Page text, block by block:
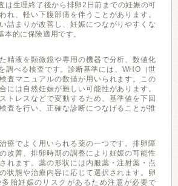
は生理終了後から排卵2日前までの妊娠の可
れ、軽い下腹部痛を伴うことがあります。
詰まりが改善し、妊娠につながりやすくな
本的に保険適用です。
精液を顕微鏡や専用の機器で分析、数値化
調べる検査です。診断基準には、WHO（世
査マニュアルの数値が用いられます。この
には自然妊娠が難しい可能性があります。
トレスなどで変動するため、基準値を下回
査を行い、正確な診断につなげることが推
療でよく用いられる薬の一つです。排卵障
改善、排卵時期の調整により妊娠の可能性
れます。薬の形状には内服薬・注射薬・点
状態や治療内容に応じて選択されます。卵
胎妊娠のリスクがあるため注意が必要で